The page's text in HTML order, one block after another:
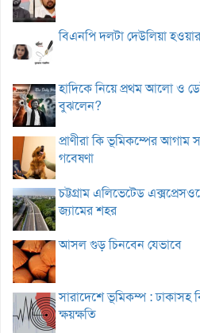
বিএনপি দলটা দেউলিয়া
হাদিকে নিয়ে প্রথম আলো ও
বুঝলেন?
প্রাণীরা কি ভূমিকম্পের
গবেষণা
চট্টগ্রাম এলিভেটেড
জ্যামের শহর
আসল গুড় চিনবেন যেভাবে
সারাদেশে ভূমিকম্প : ঢাকাসহ
ক্ষয়ক্ষতি